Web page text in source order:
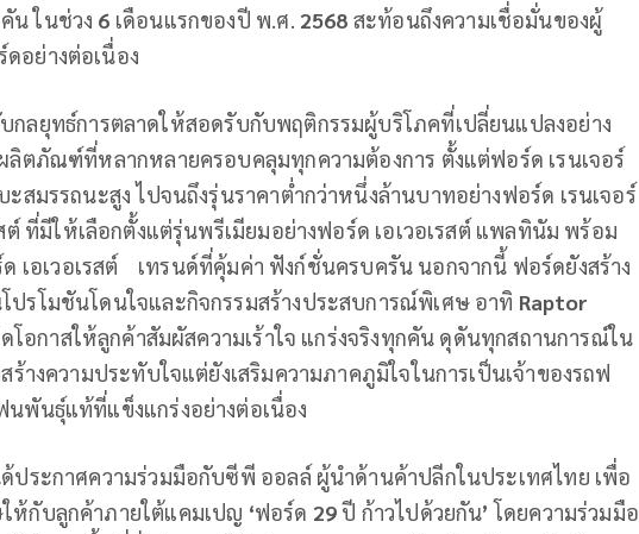
คัน ในช่วง 6 เดือนแรกของปี พ.ศ. 2568 สะท้อนถึงความเชื่อมั่นของผู้
อย่างต่อเนื่อง
ลยุทธ์การตลาดให้สอดรับกับพฤติกรรมผู้บริโภคที่เปลี่ยนแปลงอย่าง
ผลิตภัณฑ์ที่หลากหลายครอบคลุมทุกความต้องการ ตั้งแต่ฟอร์ด เรนเจอร์
สมรรถนะสูง ไปจนถึงรุ่นราคาต่ำกว่าหนึ่งล้านบาทอย่างฟอร์ด เรนเจอร์
ต์ ที่มีให้เลือกตั้งแต่รุ่นพรีเมียมอย่างฟอร์ด เอเวอเรสต์ แพลทินัม พร้อม
เอเวอเรสต์ เทรนด์ที่คุ้มค่า ฟังก์ชั่นครบครัน นอกจากนี้ ฟอร์ดยังสร้าง
รโมชันโดนใจและกิจกรรมสร้างประสบการณ์พิเศษ อาทิ Raptor
โอกาสให้ลูกค้าสัมผัสความเร้าใจ แกร่งจริงทุกคัน ดุดันทุกสถานการณ์ใน
ร้างความประทับใจแต่ยังเสริมความภาคภูมิใจในการเป็นเจ้าของรถฟ
พันธุ์แท้ที่แข็งแกร่งอย่างต่อเนื่อง
ประกาศความร่วมมือกับซีพี ออลล์ ผู้นำด้านค้าปลีกในประเทศไทย เพื่อ
ห้กับลูกค้าภายใต้แคมเปญ ‘ฟอร์ด 29ปี ก้าวไปด้วยกัน’ โดยความร่วมมือ